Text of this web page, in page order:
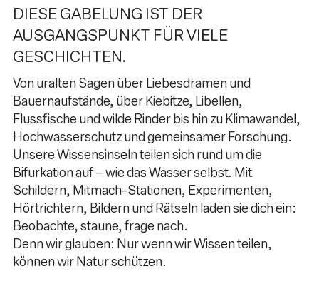
DIESE GABELUNG IST DER
AUSGANGSPUNKT FÜR VIELE
GESCHICHTEN.
Von uralten Sagen über Liebesdramen und
Bauernaufstände, über Kiebitze, Libellen,
Flussfische und wilde Rinder bis hin zu Klimawandel,
Hochwasserschutz und gemeinsamer Forschung.
Unsere Wissensinseln teilen sich rund um die
Bifurkation auf – wie das Wasser selbst. Mit
Schildern, Mitmach-Stationen, Experimenten,
Hörtrichtern, Bildern und Rätseln laden sie dich ein:
Beobachte, staune, frage nach.
Denn wir glauben: Nur wenn wir Wissen teilen,
können wir Natur schützen.